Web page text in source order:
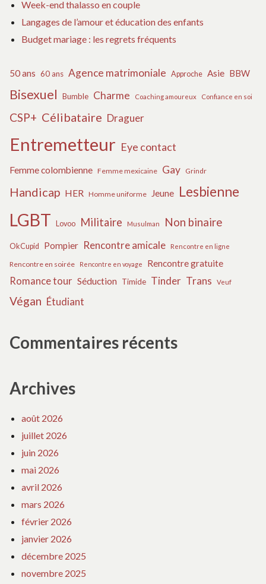
Week-end thalasso en couple
Langages de l’amour et éducation des enfants
Budget mariage : les regrets fréquents
50 ans 60 ans Agence matrimoniale Approche Asie BBW
Bisexuel Bumble Charme Coaching amoureux Confiance en soi
CSP+ Célibataire Draguer
Entremetteur Eye contact
Femme colombienne Femme mexicaine Gay Grindr
Handicap HER Homme uniforme Jeune Lesbienne
LGBT Lovoo Militaire Musulman Non binaire
OkCupid Pompier Rencontre amicale Rencontre en ligne
Rencontre en soirée Rencontre en voyage Rencontre gratuite
Romance tour Séduction Timide Tinder Trans Veuf
Végan Étudiant
Commentaires récents
Archives
août 2026
juillet 2026
juin 2026
mai 2026
avril 2026
mars 2026
février 2026
janvier 2026
décembre 2025
novembre 2025